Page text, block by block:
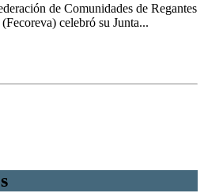
de Comunidades de Regantes
celebró su Junta...